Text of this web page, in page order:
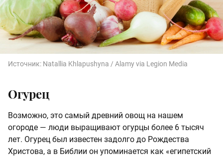
Источник: Natallia Khlapushyna / Alamy via Legion Media
Огурец
Возможно, это самый древний овощ на нашем
огороде — люди выращивают огурцы более 6 тысяч
лет. Огурец был известен задолго до Рождества
Христова, а в Библии он упоминается как «египетский